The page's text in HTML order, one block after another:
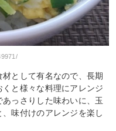
として有名なので、長期
と様々な料理にアレンジ
っさりした味わいに、玉
味付けのアレンジを楽し